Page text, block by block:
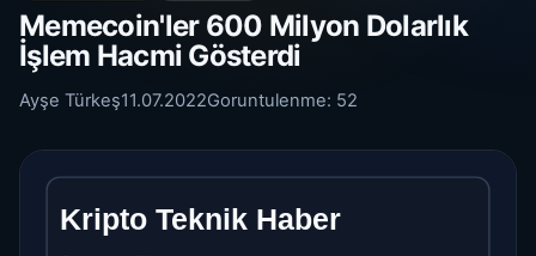
Memecoin'ler 600 Milyon Dolarlık
İşlem Hacmi Gösterdi
Ayşe Türkeş11.07.2022Goruntulenme: 52